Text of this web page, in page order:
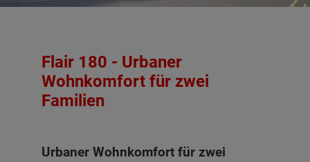
Flair 180 - Urbaner
Wohnkomfort für zwei
Familien
Urbaner Wohnkomfort für zwei